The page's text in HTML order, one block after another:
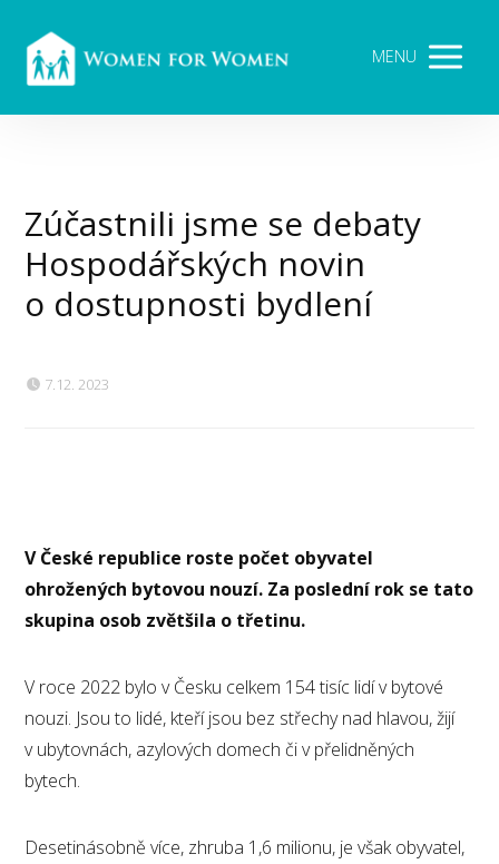
MENU
Zúčastnili jsme se debaty
Hospodářských novin
o dostupnosti bydlení
7.12. 2023
V České republice roste počet obyvatel
ohrožených bytovou nouzí. Za poslední rok se tato
skupina osob zvětšila o třetinu.
V roce 2022 bylo v Česku celkem 154 tisíc lidí v bytové
nouzi. Jsou to lidé, kteří jsou bez střechy nad hlavou, žijí
v ubytovnách, azylových domech či v přelidněných
bytech.
Desetinásobně více, zhruba 1,6 milionu, je však obyvatel,